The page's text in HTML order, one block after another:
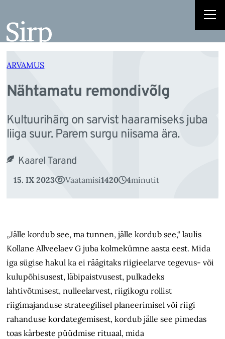
juurde
ARVAMUS
Nähtamatu remondivõlg
Kultuurihärg on sarvist haaramiseks juba
liiga suur. Parem surgu niisama ära.
Kaarel Tarand
15. IX 2023 Vaatamisi1420 4minutit
„Jälle kordub see, ma tunnen, jälle kordub see,“ laulis
Kollane Allveelaev G juba kolmekümne aasta eest. Mida
iga sügise hakul ka ei räägitaks riigieelarve tegevus- või
kulupõhisusest, läbipaistvusest, pulkadeks
lahtivõtmisest, nulleelarvest, riigikogu rollist
riigimajanduse strateegilisel planeerimisel või riigi
rahanduse kordategemisest, kordub jälle see pimedas
toas kärbeste püüdmise rituaal, mida